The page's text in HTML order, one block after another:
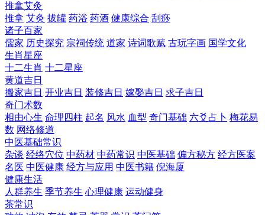
推拿艾灸
推拿 艾灸 拔罐 药浴 药酒 健康综合 刮痧
诸子百家
儒家 历史探究 宗祠传统 道家 诗词歌赋 古玩字画 国学文化
生肖星座
十二生肖 十二星座
黄道吉日
搬家吉日 开业吉日 装修吉日 嫁娶吉日 求子吉日
奇门术数
相由心生 命理四柱 起名 风水 血型 奇门基础 六爻占卜 梅花易
数 网络修道
中医基础常识
杂谈 经络穴位 中药材 中药常识 中医基础 偏方秘方 经方医案
名医 中医健康 经方与应用 中医书籍 倪海厦
健康生活
人群养生 季节养生 心理健康 运动健身
茶常识